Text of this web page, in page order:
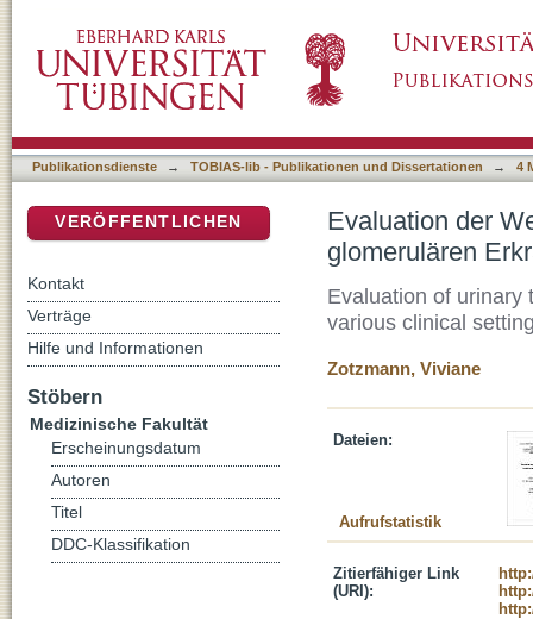
Publikationsdienste → TOBIAS-lib - Publikationen und Dissertationen → 4
Evaluation der
glomerulären
Evaluation of urinary
various clinical
Zotzmann, Viviane
Dateien:
Aufrufstatistik
Zitierfähiger Link
(URI):
VERÖFFENTLICHEN
Kontakt
Verträge
Hilfe und Informationen
Stöbern
Medizinische Fakultät
Erscheinungsdatum
Autoren
Titel
DDC-Klassifikation